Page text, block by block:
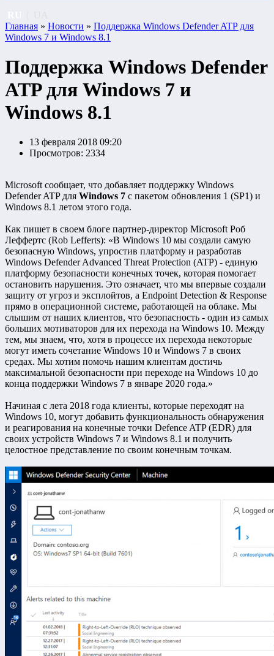
Главная » Новости » Поддержка Windows Defender ATP для
Windows 7 и Windows 8.1
Поддержка Windows Defender
ATP для Windows 7 и
Windows 8.1
13 февраля 2018 09:20
Просмотров: 2334
Microsoft сообщает, что добавляет поддержку Windows
Defender ATP для Windows 7 с пакетом обновления 1 (SP1) и
Windows 8.1 летом этого года.
Как пишет в своем блоге партнер-директор Microsoft Роб
Леффертс (Rob Lefferts): «В Windows 10 мы создали самую
безопасную Windows, упростив платформу и разработав
Windows Defender Advanced Threat Protection (ATP) - единую
платформу безопасности конечных точек, которая помогает
остановить нарушения. Это означает, что мы впервые создали
защиту от угроз и эксплойтов, а Endpoint Detection & Response
прямо в операционной системе, работающей на облаке. Мы
слышим от наших клиентов, что безопасность - один из самых
больших мотиваторов для их перехода на Windows 10. Между
тем, мы знаем, что, хотя в процессе их перехода некоторые
могут иметь сочетание Windows 10 и Windows 7 в своих
средах. Мы хотим помочь нашим клиентам достичь
максимальной безопасности при переходе на Windows 10 до
конца поддержки Windows 7 в январе 2020 года.»
Начиная с лета 2018 года клиенты, которые переходят на
Windows 10, могут добавить функциональность обнаружения
и реагирования на конечные точки Defence ATP (EDR) для
своих устройств Windows 7 и Windows 8.1 и получить
целостное представление по своим конечным точкам.